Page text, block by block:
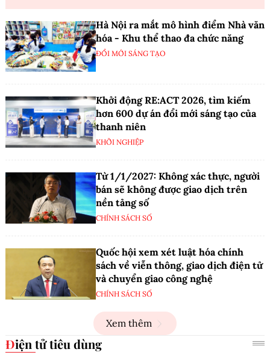
Hà Nội ra mắt mô hình điểm Nhà văn
hóa - Khu thể thao đa chức năng
ĐỔI MỚI SÁNG TẠO
Khởi động RE:ACT 2026, tìm kiếm
hơn 600 dự án đổi mới sáng tạo của
thanh niên
KHỞI NGHIỆP
Từ 1/1/2027: Không xác thực, người
bán sẽ không được giao dịch trên
nền tảng số
CHÍNH SÁCH SỐ
Quốc hội xem xét luật hóa chính
sách về viễn thông, giao dịch điện tử
và chuyển giao công nghệ
CHÍNH SÁCH SỐ
Xem thêm
Điện tử tiêu dùng